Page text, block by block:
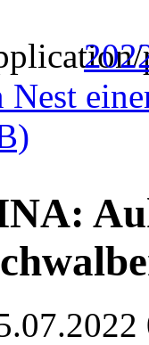
Nest